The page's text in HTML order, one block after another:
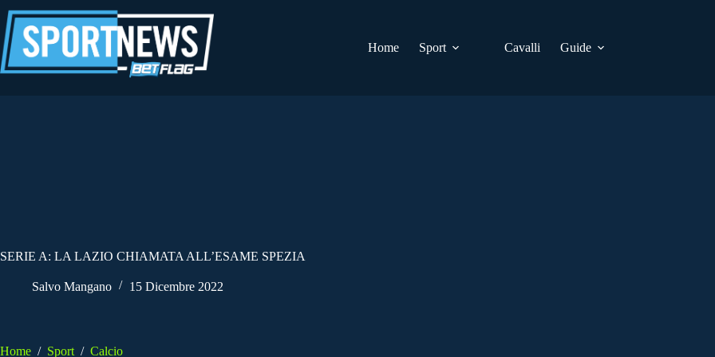
al
contenuto
Home
Sport Cavalli Guide
SERIE A: LA LAZIO CHIAMATA ALL’ESAME SPEZIA
Salvo Mangano 15 Dicembre 2022
Home / Sport / Calcio